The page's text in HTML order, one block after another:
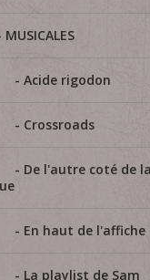
MUSICALES
Acide rigodon
Crossroads
De l'autre coté de la
En haut de l'affiche
La playlist de Sam